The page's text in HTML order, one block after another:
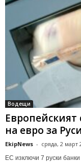
Водещи
Европейският
на евро за
EkipNews - сряда, 2 март
ЕС изключи 7 руски